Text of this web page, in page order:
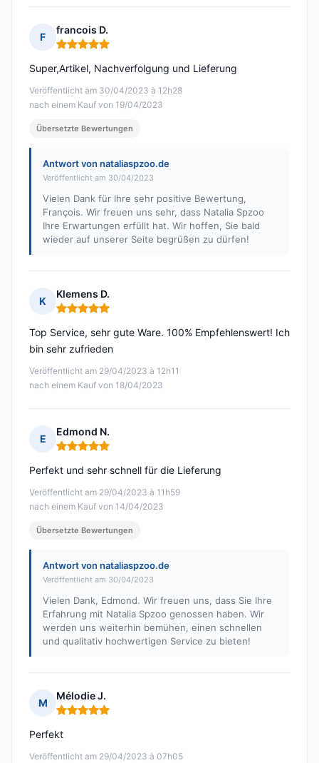
F
francois D.
Hinweis: 5 von 5
Veröffentlicht am 30/04/2023 à 12h28
nach einem Kauf von 19/04/2023
Super,Artikel, Nachverfolgung und Lieferung
Übersetzte Bewertungen
Antwort von nataliaspzoo.de
Veröffentlicht am 30/04/2023
Vielen Dank für Ihre sehr positive Bewertung,
François. Wir freuen uns sehr, dass Natalia Spzoo
Ihre Erwartungen erfüllt hat. Wir hoffen, Sie bald
wieder auf unserer Seite begrüßen zu dürfen!
K
Klemens D.
Hinweis: 5 von 5
Veröffentlicht am 29/04/2023 à 12h11
nach einem Kauf von 18/04/2023
Top Service, sehr gute Ware. 100% Empfehlenswert! Ich
bin sehr zufrieden
E
Edmond N.
Hinweis: 5 von 5
Veröffentlicht am 29/04/2023 à 11h59
nach einem Kauf von 14/04/2023
Perfekt und sehr schnell für die Lieferung
Übersetzte Bewertungen
Antwort von nataliaspzoo.de
Veröffentlicht am 30/04/2023
Vielen Dank, Edmond. Wir freuen uns, dass Sie Ihre
Erfahrung mit Natalia Spzoo genossen haben. Wir
werden uns weiterhin bemühen, einen schnellen
und qualitativ hochwertigen Service zu bieten!
M
Mélodie J.
Hinweis: 5 von 5
Veröffentlicht am 29/04/2023 à 07h05
Perfekt